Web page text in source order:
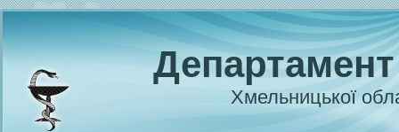
Хмельницької